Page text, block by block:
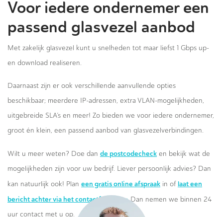
Voor iedere ondernemer een
passend glasvezel aanbod
Met zakelijk glasvezel kunt u snelheden tot maar liefst 1 Gbps up-
en download realiseren.
Daarnaast zijn er ook verschillende aanvullende opties
beschikbaar; meerdere IP-adressen, extra VLAN-mogelijkheden,
uitgebreide SLA’s en meer! Zo bieden we voor iedere ondernemer,
groot én klein, een passend aanbod van glasvezelverbindingen.
Wilt u meer weten? Doe dan de postcodecheck en bekijk wat de
mogelijkheden zijn voor uw bedrijf. Liever persoonlijk advies? Dan
kan natuurlijk ook! Plan een gratis online afspraak in of laat een
bericht achter via het contactformulier.Dan nemen we binnen 24
uur contact met u op.